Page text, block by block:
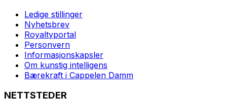
Ledige stillinger
Nyhetsbrev
Royaltyportal
Personvern
Informasjonskapsler
Om kunstig intelligens
Bærekraft i Cappelen Damm
NETTSTEDER